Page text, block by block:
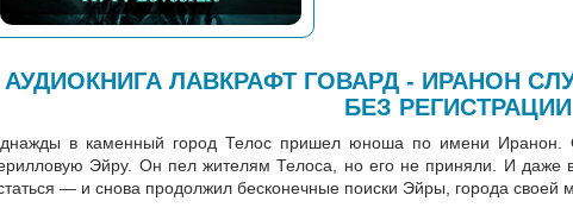
АУДИОКНИГА ЛАВКРАФТ ГОВАРД - ИРАНОН
БЕЗ РЕГИСТРАЦИИ
в каменный город Телос пришел юноша по имени Иранон.
Эйру. Он пел жителям Телоса, но его не приняли. И даже
— и снова продолжил бесконечные поиски Эйры, города своей